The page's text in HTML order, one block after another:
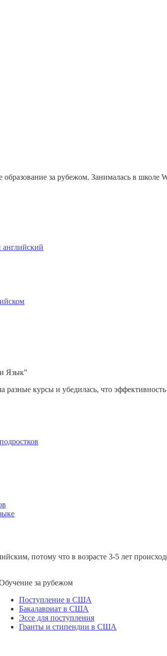
за рубежом. Занималась в
Язык"
разные курсы и убедилась, что
потому что в возрасте 3-5 лет
за рубежом
Поступление в США
Бакалавриат в США
Эссе для поступления
Гранты и стипендии в США